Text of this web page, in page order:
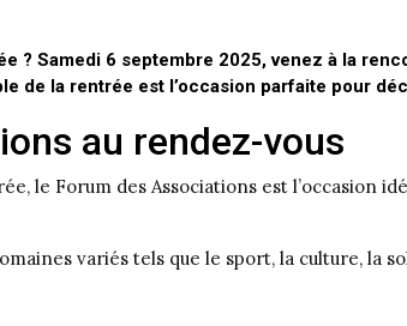
? Samedi 6 septembre 2025, venez à la
de la rentrée est l’occasion parfaite pour
au rendez-vous
le Forum des Associations est l’occasion
variés tels que le sport, la culture,